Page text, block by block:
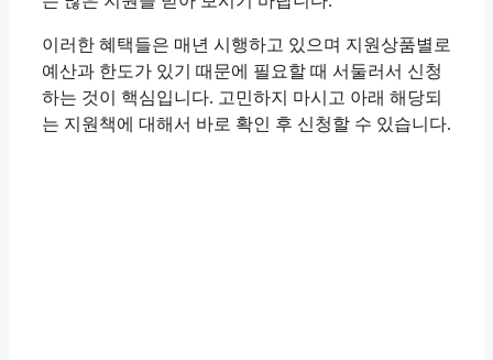
이러한 혜택들은 매년 시행하고 있으며 지원상품별로
예산과 한도가 있기 때문에 필요할 때 서둘러서 신청
하는 것이 핵심입니다. 고민하지 마시고 아래 해당되
는 지원책에 대해서 바로 확인 후 신청할 수 있습니다.